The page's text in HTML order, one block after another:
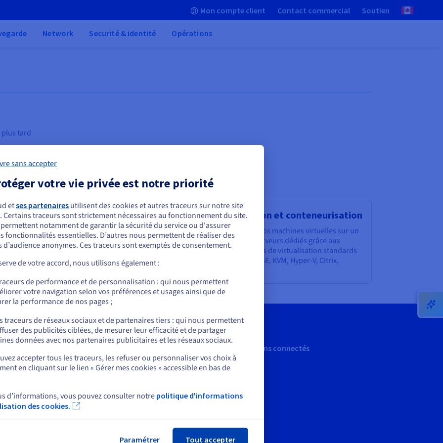
Mon compte client Contact commercial Soutien
Network Securité & identité Opérations
plus tard
Hébergement d’applications
Hébergez vos applications professionnelles
(CRM Zoho, HubSpot, Salesforce) en toute
sécurité sur nos serveurs dédiés Advance aux
performances constantes.
Virtualisation et conteneurisation
Créer et gérez vos machines virtuelles sur un
ou plusieurs serveurs dédiés grâce aux
environnements de virtualisation standards
du marché (SUSE, KVM, Hyper-V, Citrix,
d'aide
d'apprentissage
OVHcloud
Espace presse
Blog
Réseaux sociaux
Restons connectés
semblez être localisé en États-Unis.
commander, rendez-vous sur le site de votre pays (États-Unis) et créez un
us.ovhcloud.com/bare-metal Anglais USD - $
ou
sur le site actuel
un autre site web
sans accepter
votre vie privée est notre priorité
etses partenaires utilisent des cookies et autres traceurs sur notre site
Certains traceurs sont strictement nécessaires au fonctionnement du site.
notamment de garantir la sécurité du service ou d'assurer
fonctionnalités essentielles. D’autres nous permettent de réaliser des
d’audience anonymes. Ces traceurs sont exemptés de consentement.
de votre accord, nous utilisons également :
de performance et de personnalisation : qui nous permettent
votre navigation selon vos préférences et usages ainsi que de
la performance de nos pages ;
traceurs de réseaux sociaux et de partenaires tiers : qui nous permettent
des publicités ciblées, de mesurer leur efficacité et de partager
données avec nos partenaires publicitaires et les réseaux sociaux.
accepter tous les traceurs, les refuser ou personnaliser vos choix à
en cliquant sur le lien « Gérer mes cookies » accessible en bas de
d’informations, vous pouvez consulter notre politique d'informations
des cookies.
Paramétrer Tout accepter